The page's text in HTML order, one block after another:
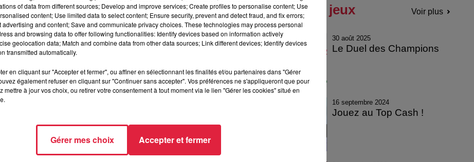
jeudi 6 août 2026
6 août 2026
Tous les jeux Voir plus
30 août 2025
Le Duel des Champions
16 septembre 2024
Jouez au Top Cash !
of data from different sources; Develop and improve services; Create profiles to personalise content; Use
content; Use limited data to select content; Ensure security, prevent and detect fraud, and fix errors;
advertising and content; Save and communicate privacy choices. These technologies may process personal
and browsing data to offer following functionalities: Identify devices based on information actively
geolocation data; Match and combine data from other data sources; Link different devices; Identify devices
transmitted automatically.
en cliquant sur "Accepter et fermer", ou affiner en sélectionnant les finalités et/ou partenaires dans "Gérer
également refuser en cliquant sur "Continuer sans accepter". Vos préférences ne s'appliqueront que pour
mettre à jour vos choix, ou retirer votre consentement à tout moment via le lien "Gérer les cookies" situé en
Gérer mes choix Accepter et fermer